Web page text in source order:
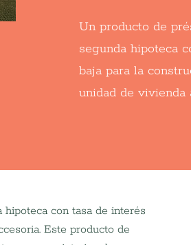
con tasa de interés
Este producto de
Un producto de
segunda hipoteca
baja para la
unidad de vivienda